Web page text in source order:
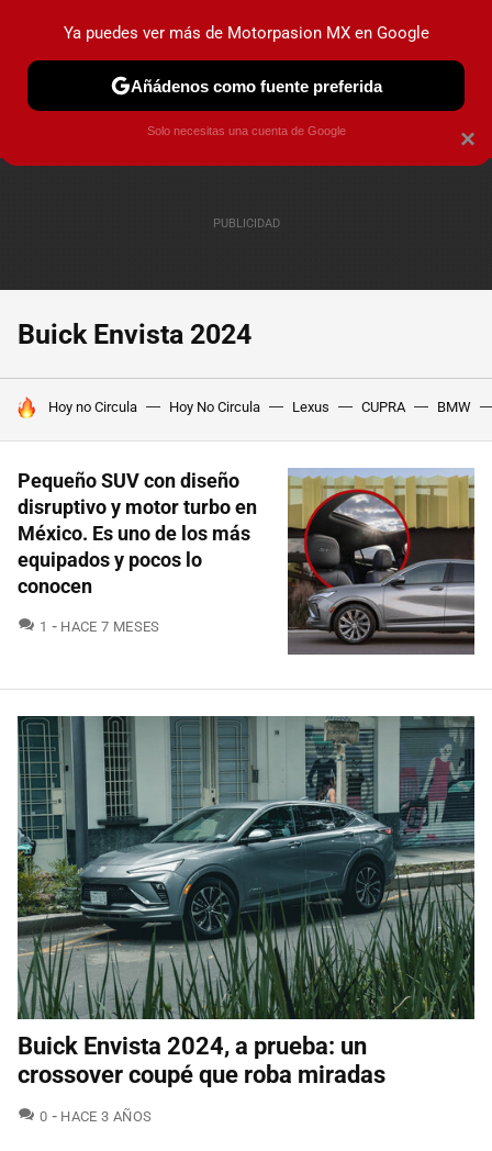
PRUEBAS INDUSTRIA HOY NO CIRCULA
Buick Envista 2024
HOY SE HABLA DE
Hoy no Circula Hoy No Circula Lexus CUPRA BMW
Pequeño SUV con diseño
disruptivo y motor turbo en
México. Es uno de los más
equipados y pocos lo
conocen
1 COMENTARIOS
HACE 7 MESES
Buick Envista 2024, a prueba: un
crossover coupé que roba miradas
0 COMENTARIOS
HACE 3 AÑOS
×
Ya puedes ver más de Motorpasion MX en Google
Añádenos como fuente preferida
Solo necesitas una cuenta de Google